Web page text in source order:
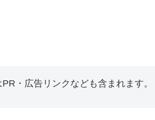
・広告リンクなども含まれます。